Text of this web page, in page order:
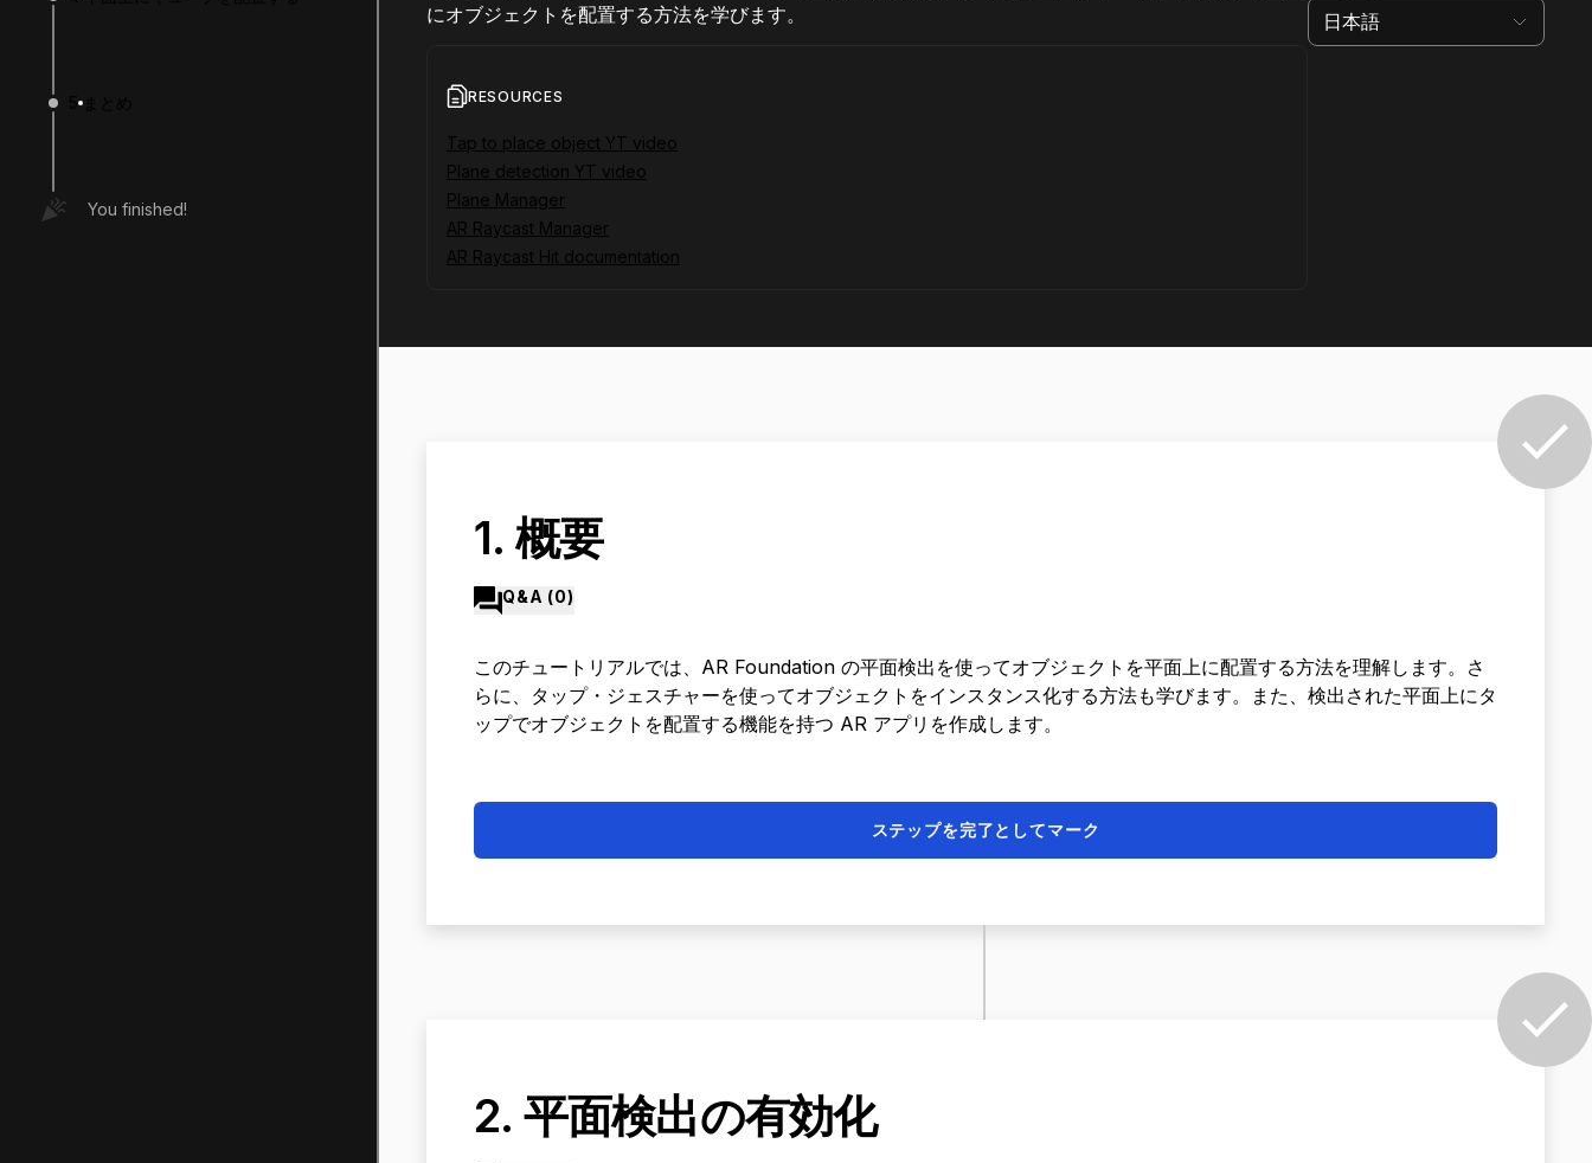
You finished!
にオブジェクトを配置する方法を学びます。
RESOURCES
Tap to place object YT video
Plane detection YT video
Plane Manager
AR Raycast Manager
AR Raycast Hit documentation
日本語
1. 概要
Q&A (0)
このチュートリアルでは、AR Foundation の平面検出を使ってオブジェクトを平面上に配置する方法を理解します。さ
らに、タップ・ジェスチャーを使ってオブジェクトをインスタンス化する方法も学びます。また、検出された平面上にタ
ップでオブジェクトを配置する機能を持つ AR アプリを作成します。
ステップを完了としてマーク
2. 平面検出の有効化